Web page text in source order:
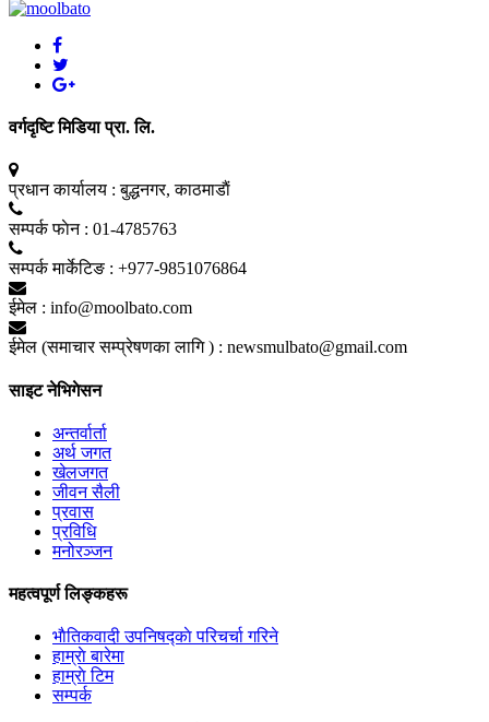
वर्गदृष्टि मिडिया प्रा. लि.
प्रधान कार्यालय : बुद्धनगर, काठमाडाैं
सम्पर्क फाेन : 01-4785763
सम्पर्क मार्केटिङ : +977-9851076864
ईमेल : info@moolbato.com
ईमेल (समाचार सम्प्रेषणका लागि ) : newsmulbato@gmail.com
साइट नेभिगेसन
अन्तर्वार्ता
अर्थ जगत
खेलजगत
जीवन सैली
प्रवास
प्रविधि
मनोरञ्जन
महत्वपूर्ण लिङ्कहरू
भाैतिकवादी उपनिषद्काे परिचर्चा गरिने
हाम्राे बारेमा
हाम्राे टिम
सम्पर्क